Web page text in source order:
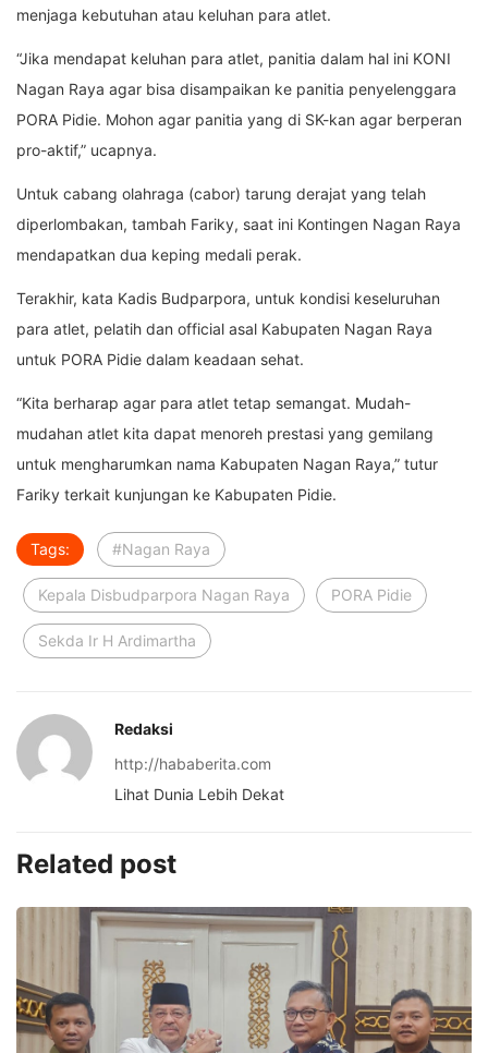
menjaga kebutuhan atau keluhan para atlet.
“Jika mendapat keluhan para atlet, panitia dalam hal ini KONI
Nagan Raya agar bisa disampaikan ke panitia penyelenggara
PORA Pidie. Mohon agar panitia yang di SK-kan agar berperan
pro-aktif,” ucapnya.
Untuk cabang olahraga (cabor) tarung derajat yang telah
diperlombakan, tambah Fariky, saat ini Kontingen Nagan Raya
mendapatkan dua keping medali perak.
Terakhir, kata Kadis Budparpora, untuk kondisi keseluruhan
para atlet, pelatih dan official asal Kabupaten Nagan Raya
untuk PORA Pidie dalam keadaan sehat.
“Kita berharap agar para atlet tetap semangat. Mudah-
mudahan atlet kita dapat menoreh prestasi yang gemilang
untuk mengharumkan nama Kabupaten Nagan Raya,” tutur
Fariky terkait kunjungan ke Kabupaten Pidie.
Tags: #Nagan Raya
Kepala Disbudparpora Nagan Raya PORA Pidie
Sekda Ir H Ardimartha
Redaksi
http://hababerita.com
Lihat Dunia Lebih Dekat
Related post